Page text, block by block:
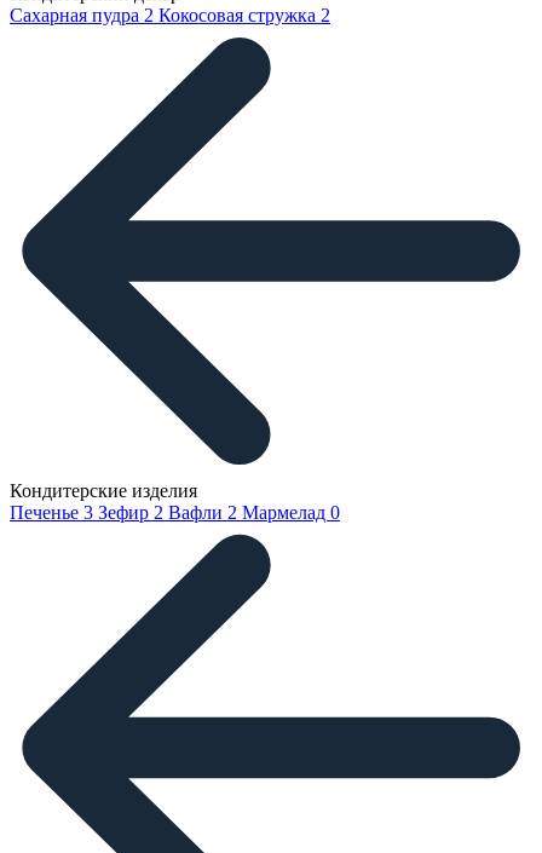
Сахарная пудра 2 Кокосовая стружка 2
Кондитерские изделия
Печенье 3 Зефир 2 Вафли 2 Мармелад 0